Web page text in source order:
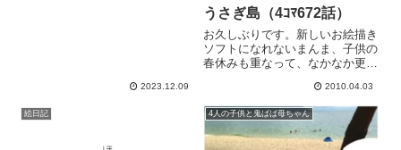
2023.12.09
うさぎ島（4ｺﾏ672話）
お久しぶりです。新しいお絵描き
ソフトになれないまんま、子供の
春休みも重なって、なかなか更新
れた人!ありがとーごめんねー(ノ
Д`)さて、家用玄関スリッパ（大
人Ｍサイズ）で旅行に来た次女...
いやいやいやいや、ど...
2010.04.03
絵日記 4人の子供と鬼ばば母ちゃん